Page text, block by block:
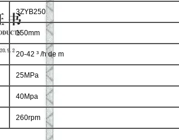
3ZYB250
150mm
20-42 ³ /h de m
25MPa
40Mpa
260rpm